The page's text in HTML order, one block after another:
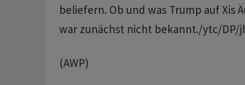
beliefern. Ob und was Trump auf Xis
war zunächst nicht bekannt./ytc/DP/
(AWP)